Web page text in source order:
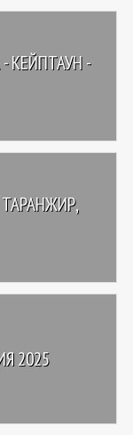
КЕЙПТАУН -
2025